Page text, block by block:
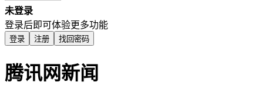
未登录
登录后即可体验更多功能
登录 注册 找回密码
腾讯网新闻